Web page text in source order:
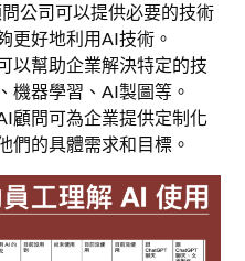
公司可以提供必要的技術
更好地利用AI技術。
以幫助企業解決特定的技
機器學習、AI製圖等。
顧問可為企業提供定制化
們的具體需求和目標。